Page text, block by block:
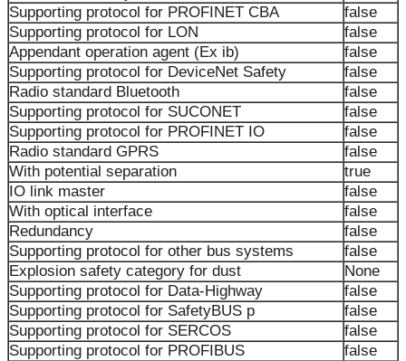
Supporting protocol for PROFINET CBA
false
Supporting protocol for LON
false
Appendant operation agent (Ex ib)
false
Supporting protocol for DeviceNet Safety
false
Radio standard Bluetooth
false
Supporting protocol for SUCONET
false
Supporting protocol for PROFINET IO
false
Radio standard GPRS
false
With potential separation
true
IO link master
false
With optical interface
false
Redundancy
false
Supporting protocol for other bus systems
false
Explosion safety category for dust
None
Supporting protocol for Data-Highway
false
Supporting protocol for SafetyBUS p
false
Supporting protocol for SERCOS
false
Supporting protocol for PROFIBUS
false